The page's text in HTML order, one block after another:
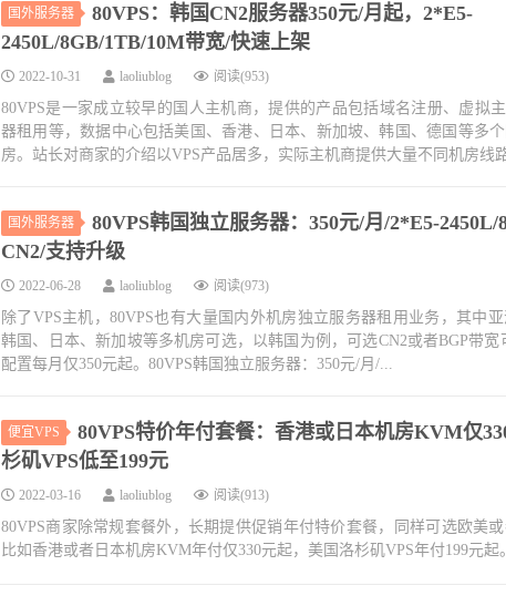
国外服务器
80VPS：韩国CN2服务器350元/月起，2*E5-
2450L/8GB/1TB/10M带宽/快速上架
2022-10-31 laoliublog 阅读(953)
80VPS是一家成立较早的国人主机商，提供的产品包括域名注册、虚拟
器租用等，数据中心包括美国、香港、日本、新加坡、韩国、德国等多
房。站长对商家的介绍以VPS产品居多，实际主机商提供大量不同机房线路
国外服务器
80VPS韩国独立服务器：350元/月/2*E5-
CN2/支持升级
2022-06-28 laoliublog 阅读(973)
除了VPS主机，80VPS也有大量国内外机房独立服务器租用业务，其中亚
韩国、日本、新加坡等多机房可选，以韩国为例，可选CN2或者BGP带宽
配置每月仅350元起。80VPS韩国独立服务器：350元/月/...
便宜VPS
80VPS特价年付套餐：香港或日本机房KVM仅
杉矶VPS低至199元
2022-03-16 laoliublog 阅读(913)
80VPS商家除常规套餐外，长期提供促销年付特价套餐，同样可选欧美或
比如香港或者日本机房KVM年付仅330元起，美国洛杉矶VPS年付199元起。